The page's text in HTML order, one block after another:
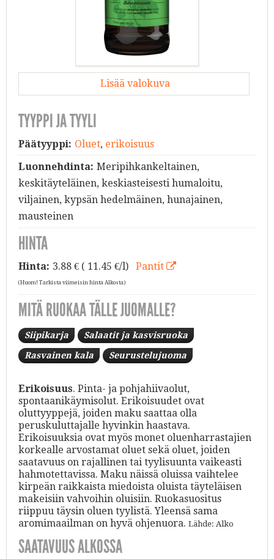
Lisää valokuva
TYYPPI JA TYYLI
Päätyyppi: Oluet, erikoisuus
Luonnehdinta: Meripihkankeltainen,
keskitäyteläinen, keskiasteisesti humaloitu,
viljainen, kypsän hedelmäinen, hunajainen,
mausteinen
HINTA
Hinta: 3.88€ ( 11.45 €/l) Pantit
(Huom! Tarkista viimeisin hinta Alkosta)
MITÄ RUOKAA TÄLLE JUOMALLE?
Siipikarja Salaatit ja kasvisruoka
Rasvainen kala Seurustelujuoma
Erikoisuus. Pinta- ja pohjahiivaolut,
spontaanikäymisolut. Erikoisuudet ovat
oluttyyppejä, joiden maku saattaa olla
peruskuluttajalle hyvinkin haastava.
Erikoisuuksia ovat myös monet oluenharrastajien
korkealle arvostamat oluet sekä oluet, joiden
saatavuus on rajallinen tai tyylisuunta vaikeasti
hahmotettavissa. Maku näissä oluissa vaihtelee
kirpeän raikkaista miedoista oluista täyteläisen
makeisiin vahvoihin oluisiin. Ruokasuositus
riippuu täysin oluen tyylistä. Yleensä sama
aromimaailman on hyvä ohjenuora. Lähde: Alko
SAATAVUUS ALKOSSA